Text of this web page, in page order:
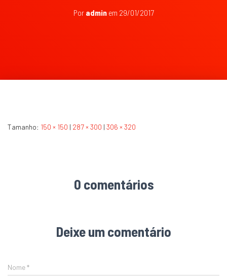
Por adminem 29/01/2017
Tamanho: 150 × 150 | 287 × 300 | 306 × 320
0 comentários
Deixe um comentário
Nome*